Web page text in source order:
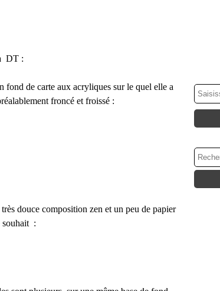
DT :
de carte aux acryliques sur le quel elle a
froncé et froissé :
douce composition zen et un peu de papier
souhait :